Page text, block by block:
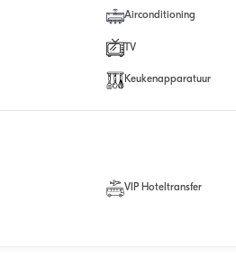
Airconditioning
TV
Keukenapparatuur
VIP Hoteltransfer